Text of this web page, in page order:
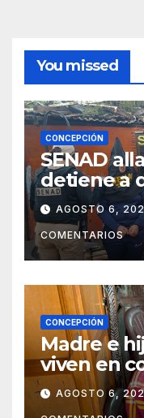
You missed
CONCEPCIÓN
SENAD
detiene a
presunto
AGOSTO 6,
COMENTARIOS
CONCEPCIÓN
Madre e
viven en
precarias
campaña
AGOSTO 6,